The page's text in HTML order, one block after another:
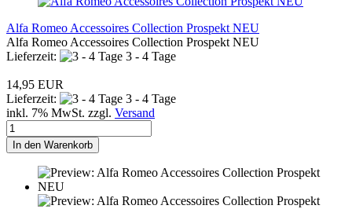
Alfa Romeo Accessoires Collection Prospekt NEU
Alfa Romeo Accessoires Collection Prospekt NEU
Lieferzeit:
3 - 4 Tage
14,95 EUR
Lieferzeit:
3 - 4 Tage
inkl. 7% MwSt. zzgl. Versand
In den Warenkorb